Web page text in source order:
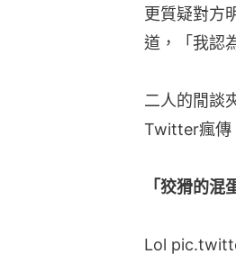
更質疑對方
道，「我認
二人的閒談
Twitter瘋傳
「狡猾的混
Lol